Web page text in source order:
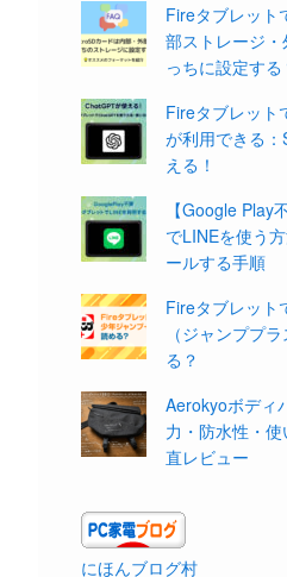
Fireタブレット
部ストレージ
っちに設定する
Fireタブレット
が利用できる
える！
【Google Play
でLINEを使う
ールする手順
Fireタブレット
（ジャンププ
る？
Aerokyoボディ
力・防水性・
直レビュー
にほんブログ村